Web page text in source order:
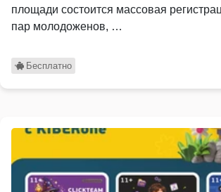
площади состоится массовая
пар молодоженов, …
Бесплатно